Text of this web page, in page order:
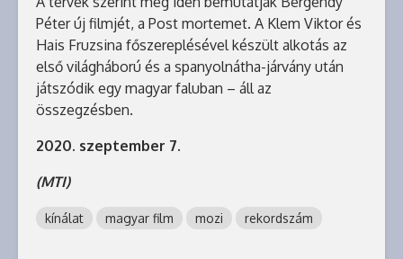
Péter új filmjét, a Post mortemet. A Klem Viktor és
Hais Fruzsina főszereplésével készült alkotás az
első világháború és a spanyolnátha-járvány után
játszódik egy magyar faluban – áll az
összegzésben.
2020. szeptember 7.
(MTI)
kínálat magyar film mozi rekordszám